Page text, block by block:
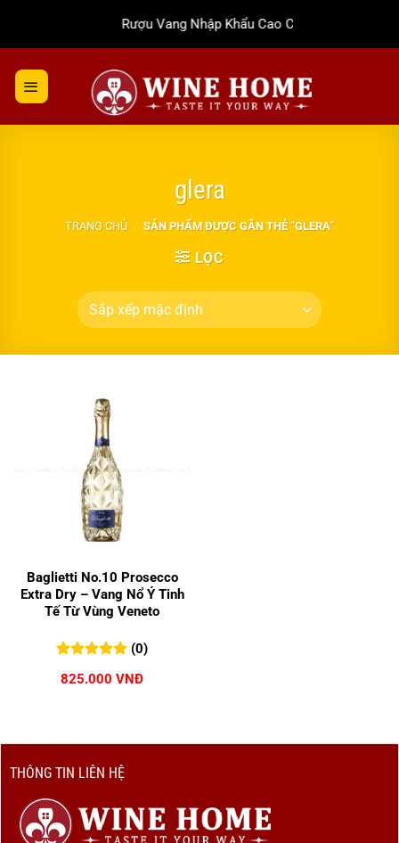
dung
Rượu Vang Nhập Khẩu Cao Cấp
glera
TRANG CHỦ / SẢN PHẨM ĐƯỢC GẮN THẺ “GLERA”
LỌC
Baglietti No.10 Prosecco
Extra Dry – Vang Nổ Ý Tinh
Tế Từ Vùng Veneto
đánh giá
(0)
825.000 VNĐ
THÔNG TIN LIÊN HỆ